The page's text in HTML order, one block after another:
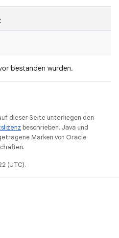
bestanden wurden.
dieser Seite unterliegen den
beschrieben. Java und
Marken von Oracle
(UTC).